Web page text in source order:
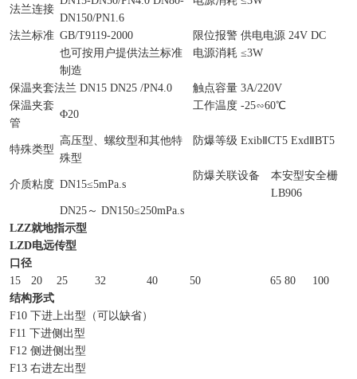
法兰连接
DN150/PN1.6
法兰标准 GB/T9119-2000
限位报警 供电电源 24V DC
也可按用户提供法兰标准
制造
电源消耗 ≤3W
保温夹套法兰 DN15 DN25 /PN4.0
触点容量 3A/220V
保温夹套
管
Φ20
工作温度 -25∽60℃
特殊类型
高压型、螺纹型和其他特
殊型
防爆等级 ExibⅡCT5 ExdⅡBT5
介质粘度 DN15≤5mPa.s
防爆关联设备
本安型安全栅
LB906
DN25～ DN150≤250mPa.s
LZZ就地指示型
LZD电远传型
口径
15
20 25 32 40 50 65 80 100
结构形式
F10 下进上出型（可以缺省）
F11 下进侧出型
F12 侧进侧出型
F13 右进左出型